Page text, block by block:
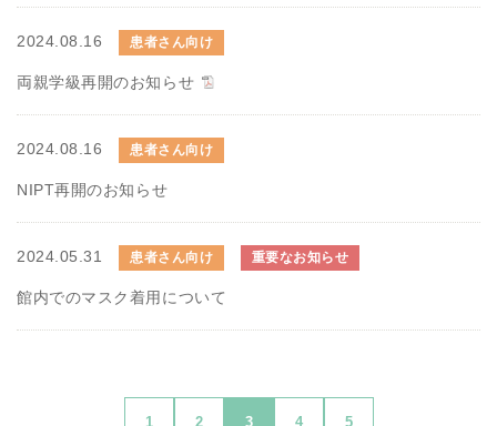
2024.08.16 患者さん向け
両親学級再開のお知らせ
2024.08.16 患者さん向け
NIPT再開のお知らせ
2024.05.31 患者さん向け 重要なお知らせ
館内でのマスク着用について
1 2 3 4 5